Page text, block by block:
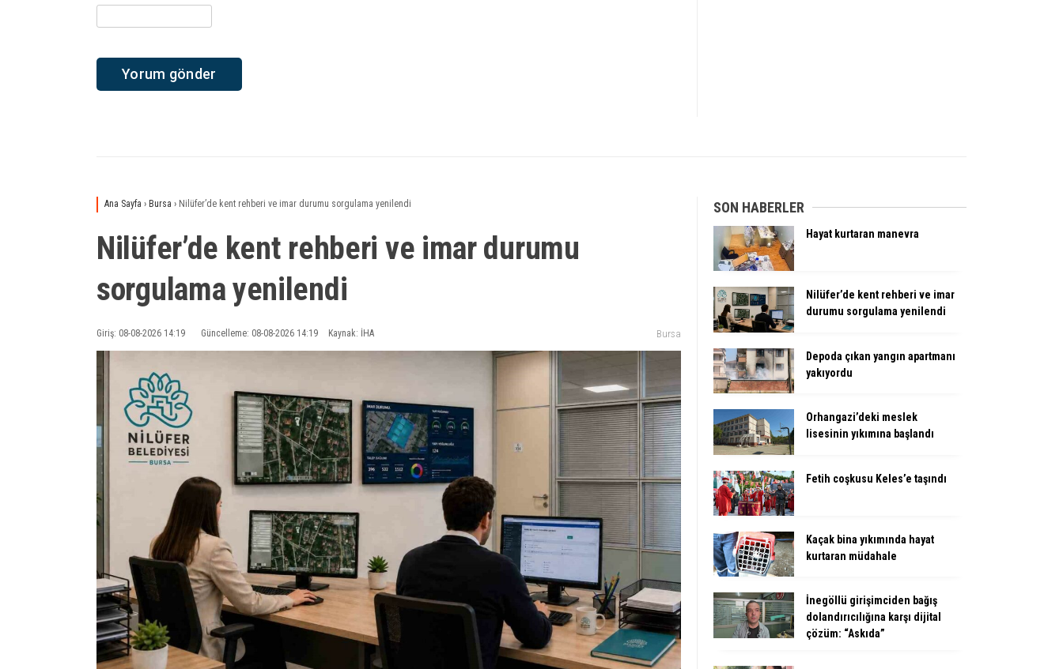
Ana Sayfa › Bursa › Nilüfer’de kent rehberi ve imar durumu sorgulama yenilendi
Nilüfer’de kent rehberi ve imar durumu
sorgulama yenilendi
Giriş: 08-08-2026 14:19 Güncelleme: 08-08-2026 14:19 Kaynak: İHA Bursa
SON HABERLER
Hayat kurtaran manevra
Nilüfer’de kent rehberi ve imar
durumu sorgulama yenilendi
Depoda çıkan yangın apartmanı
yakıyordu
Orhangazi’deki meslek
lisesinin yıkımına başlandı
Fetih coşkusu Keles’e taşındı
Kaçak bina yıkımında hayat
kurtaran müdahale
İnegöllü girişimciden bağış
dolandırıcılığına karşı dijital
çözüm: “Askıda”